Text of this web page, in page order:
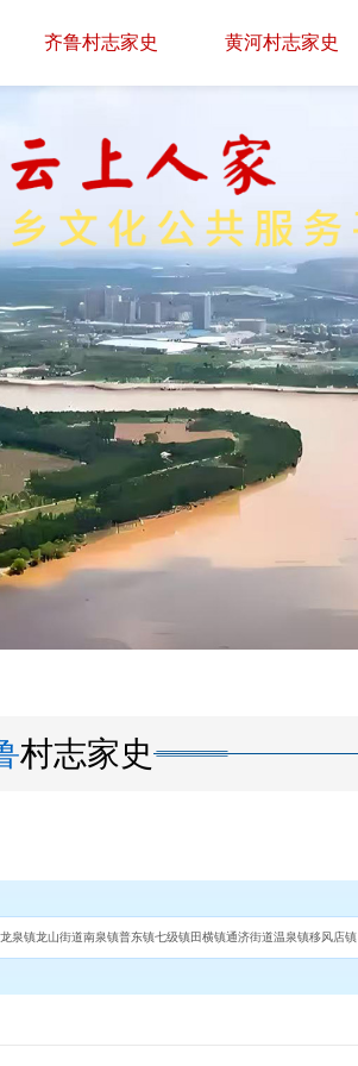
齐鲁村志家史 黄河村志家史
村志家史
龙泉镇龙山街道南泉镇普东镇七级镇田横镇通济街道温泉镇移风店镇